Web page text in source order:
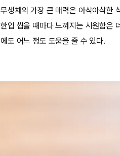
무생채의 가장 큰 매력은 아삭아삭한
한입 씹을 때마다 느껴지는 시원함은
에도 어느 정도 도움을 줄 수 있다.